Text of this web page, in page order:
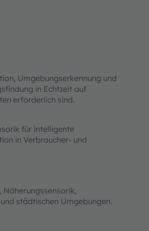
Umgebungserkennung und
in Echtzeit auf
erforderlich sind.​
für intelligente
in Verbraucher- und
städtischen Umgebungen.